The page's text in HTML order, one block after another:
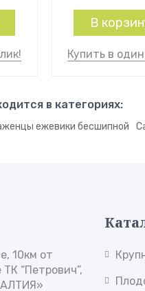
В
Купить в один
в категориях:
ежевики бесшипной
10км от
“Петрович”,